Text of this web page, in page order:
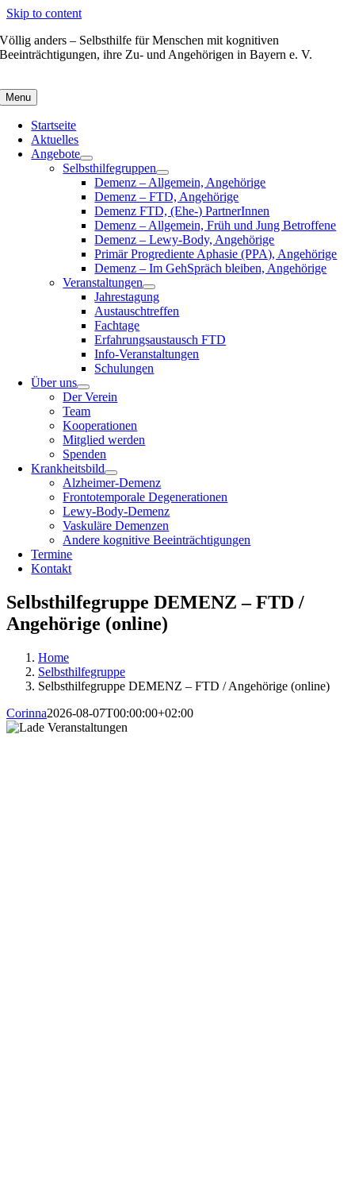
Skip to content
Völlig anders – Selbsthilfe für Menschen mit kognitiven
Beeinträchtigungen, ihre Zu- und Angehörigen in Bayern e. V.
Menu
Startseite
Aktuelles
Angebote
Selbsthilfegruppen
Demenz – Allgemein, Angehörige
Demenz – FTD, Angehörige
Demenz FTD, (Ehe-) PartnerInnen
Demenz – Allgemein, Früh und Jung Betroffene
Demenz – Lewy-Body, Angehörige
Primär Progrediente Aphasie (PPA), Angehörige
Demenz – Im GehSpräch bleiben, Angehörige
Veranstaltungen
Jahrestagung
Austauschtreffen
Fachtage
Erfahrungsaustausch FTD
Info-Veranstaltungen
Schulungen
Über uns
Der Verein
Team
Kooperationen
Mitglied werden
Spenden
Krankheitsbild
Alzheimer-Demenz
Frontotemporale Degenerationen
Lewy-Body-Demenz
Vaskuläre Demenzen
Andere kognitive Beeinträchtigungen
Termine
Kontakt
Selbsthilfegruppe DEMENZ – FTD /
Angehörige (online)
Home
Selbsthilfegruppe
Selbsthilfegruppe DEMENZ – FTD / Angehörige (online)
Corinna2026-08-07T00:00:00+02:00